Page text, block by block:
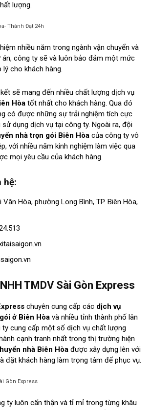
lượng.
Thành Đạt 24h
nhiều năm trong ngành vận chuyển và
án, công ty sẽ và luôn bảo đảm một mức
cho khách hàng.
sẽ mang đến nhiều chất lượng dịch vụ
Hòa tốt nhất cho khách hàng. Qua đó
có được những sự trải nghiệm tích cực
dụng dịch vụ tại công ty. Ngoài ra, đội
nhà trọn gói Biên Hòa của công ty vô
với nhiều năm kinh nghiệm làm việc qua
mọi yêu cầu của khách hàng.
hệ:
Hòa, phường Long Bình, TP. Biên Hòa,
TMDV Sài Gòn Express
chuyên cung cấp các dịch vụ
ở Biên Hòa và nhiều tỉnh thành phố lân
ty cung cấp một số dịch vụ chất lượng
cạnh tranh nhất trong thị trường hiện
nhà Biên Hòa được xây dựng lên với
đặt khách hàng làm trọng tâm để phục vụ.
Gòn Express
ty luôn cẩn thận và tỉ mỉ trong từng khâu